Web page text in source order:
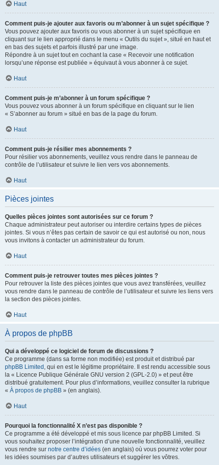
Haut
Comment puis-je ajouter aux favoris ou m’abonner à un sujet spécifique ?
Vous pouvez ajouter aux favoris ou vous abonner à un sujet spécifique en
cliquant sur le lien approprié dans le menu « Outils du sujet », situé en haut et
en bas des sujets et parfois illustré par une image.
Répondre à un sujet tout en cochant la case « Recevoir une notification
lorsqu’une réponse est publiée » équivaut à vous abonner à ce sujet.
Haut
Comment puis-je m’abonner à un forum spécifique ?
Vous pouvez vous abonner à un forum spécifique en cliquant sur le lien
« S’abonner au forum » situé en bas de la page du forum.
Haut
Comment puis-je résilier mes abonnements ?
Pour résilier vos abonnements, veuillez vous rendre dans le panneau de
contrôle de l’utilisateur et suivre le lien vers vos abonnements.
Haut
Pièces jointes
Quelles pièces jointes sont autorisées sur ce forum ?
Chaque administrateur peut autoriser ou interdire certains types de pièces
jointes. Si vous n’êtes pas certain de savoir ce qui est autorisé ou non, nous
vous invitons à contacter un administrateur du forum.
Haut
Comment puis-je retrouver toutes mes pièces jointes ?
Pour retrouver la liste des pièces jointes que vous avez transférées, veuillez
vous rendre dans le panneau de contrôle de l’utilisateur et suivre les liens vers
la section des pièces jointes.
Haut
À propos de phpBB
Qui a développé ce logiciel de forum de discussions ?
Ce programme (dans sa forme non modifiée) est produit et distribué par
phpBB Limited , qui en est le légitime propriétaire. Il est rendu accessible sous
la « Licence Publique Générale GNU version 2 (GPL-2.0) » et peut être
distribué gratuitement. Pour plus d’informations, veuillez consulter la rubrique
« À propos de phpBB » (en anglais).
Haut
Pourquoi la fonctionnalité X n’est pas disponible ?
Ce programme a été développé et mis sous licence par phpBB Limited. Si
vous souhaitez proposer l’intégration d’une nouvelle fonctionnalité, veuillez
vous rendre sur notre centre d’idées (en anglais) où vous pourrez voter pour
les idées soumises par d’autres utilisateurs et suggérer les vôtres.